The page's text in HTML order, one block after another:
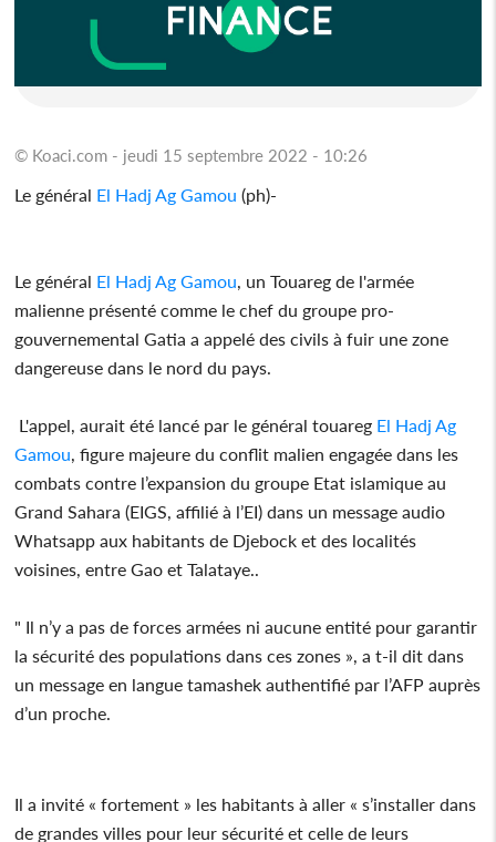
© Koaci.com - jeudi 15 septembre 2022 - 10:26
Le général El Hadj Ag Gamou (ph)-
Le général El Hadj Ag Gamou , un Touareg de l'armée
malienne présenté comme le chef du groupe pro-
gouvernemental Gatia a appelé des civils à fuir une zone
dangereuse dans le nord du pays.
L'appel, aurait été lancé par le général touareg El Hadj Ag
Gamou , figure majeure du conflit malien engagée dans les
combats contre l’expansion du groupe Etat islamique au
Grand Sahara (EIGS, affilié à l’EI) dans un message audio
Whatsapp aux habitants de Djebock et des localités
voisines, entre Gao et Talataye..
" Il n’y a pas de forces armées ni aucune entité pour garantir
la sécurité des populations dans ces zones », a t-il dit dans
un message en langue tamashek authentifié par l’AFP auprès
d’un proche.
Il a invité « fortement » les habitants à aller « s’installer dans
de grandes villes pour leur sécurité et celle de leurs